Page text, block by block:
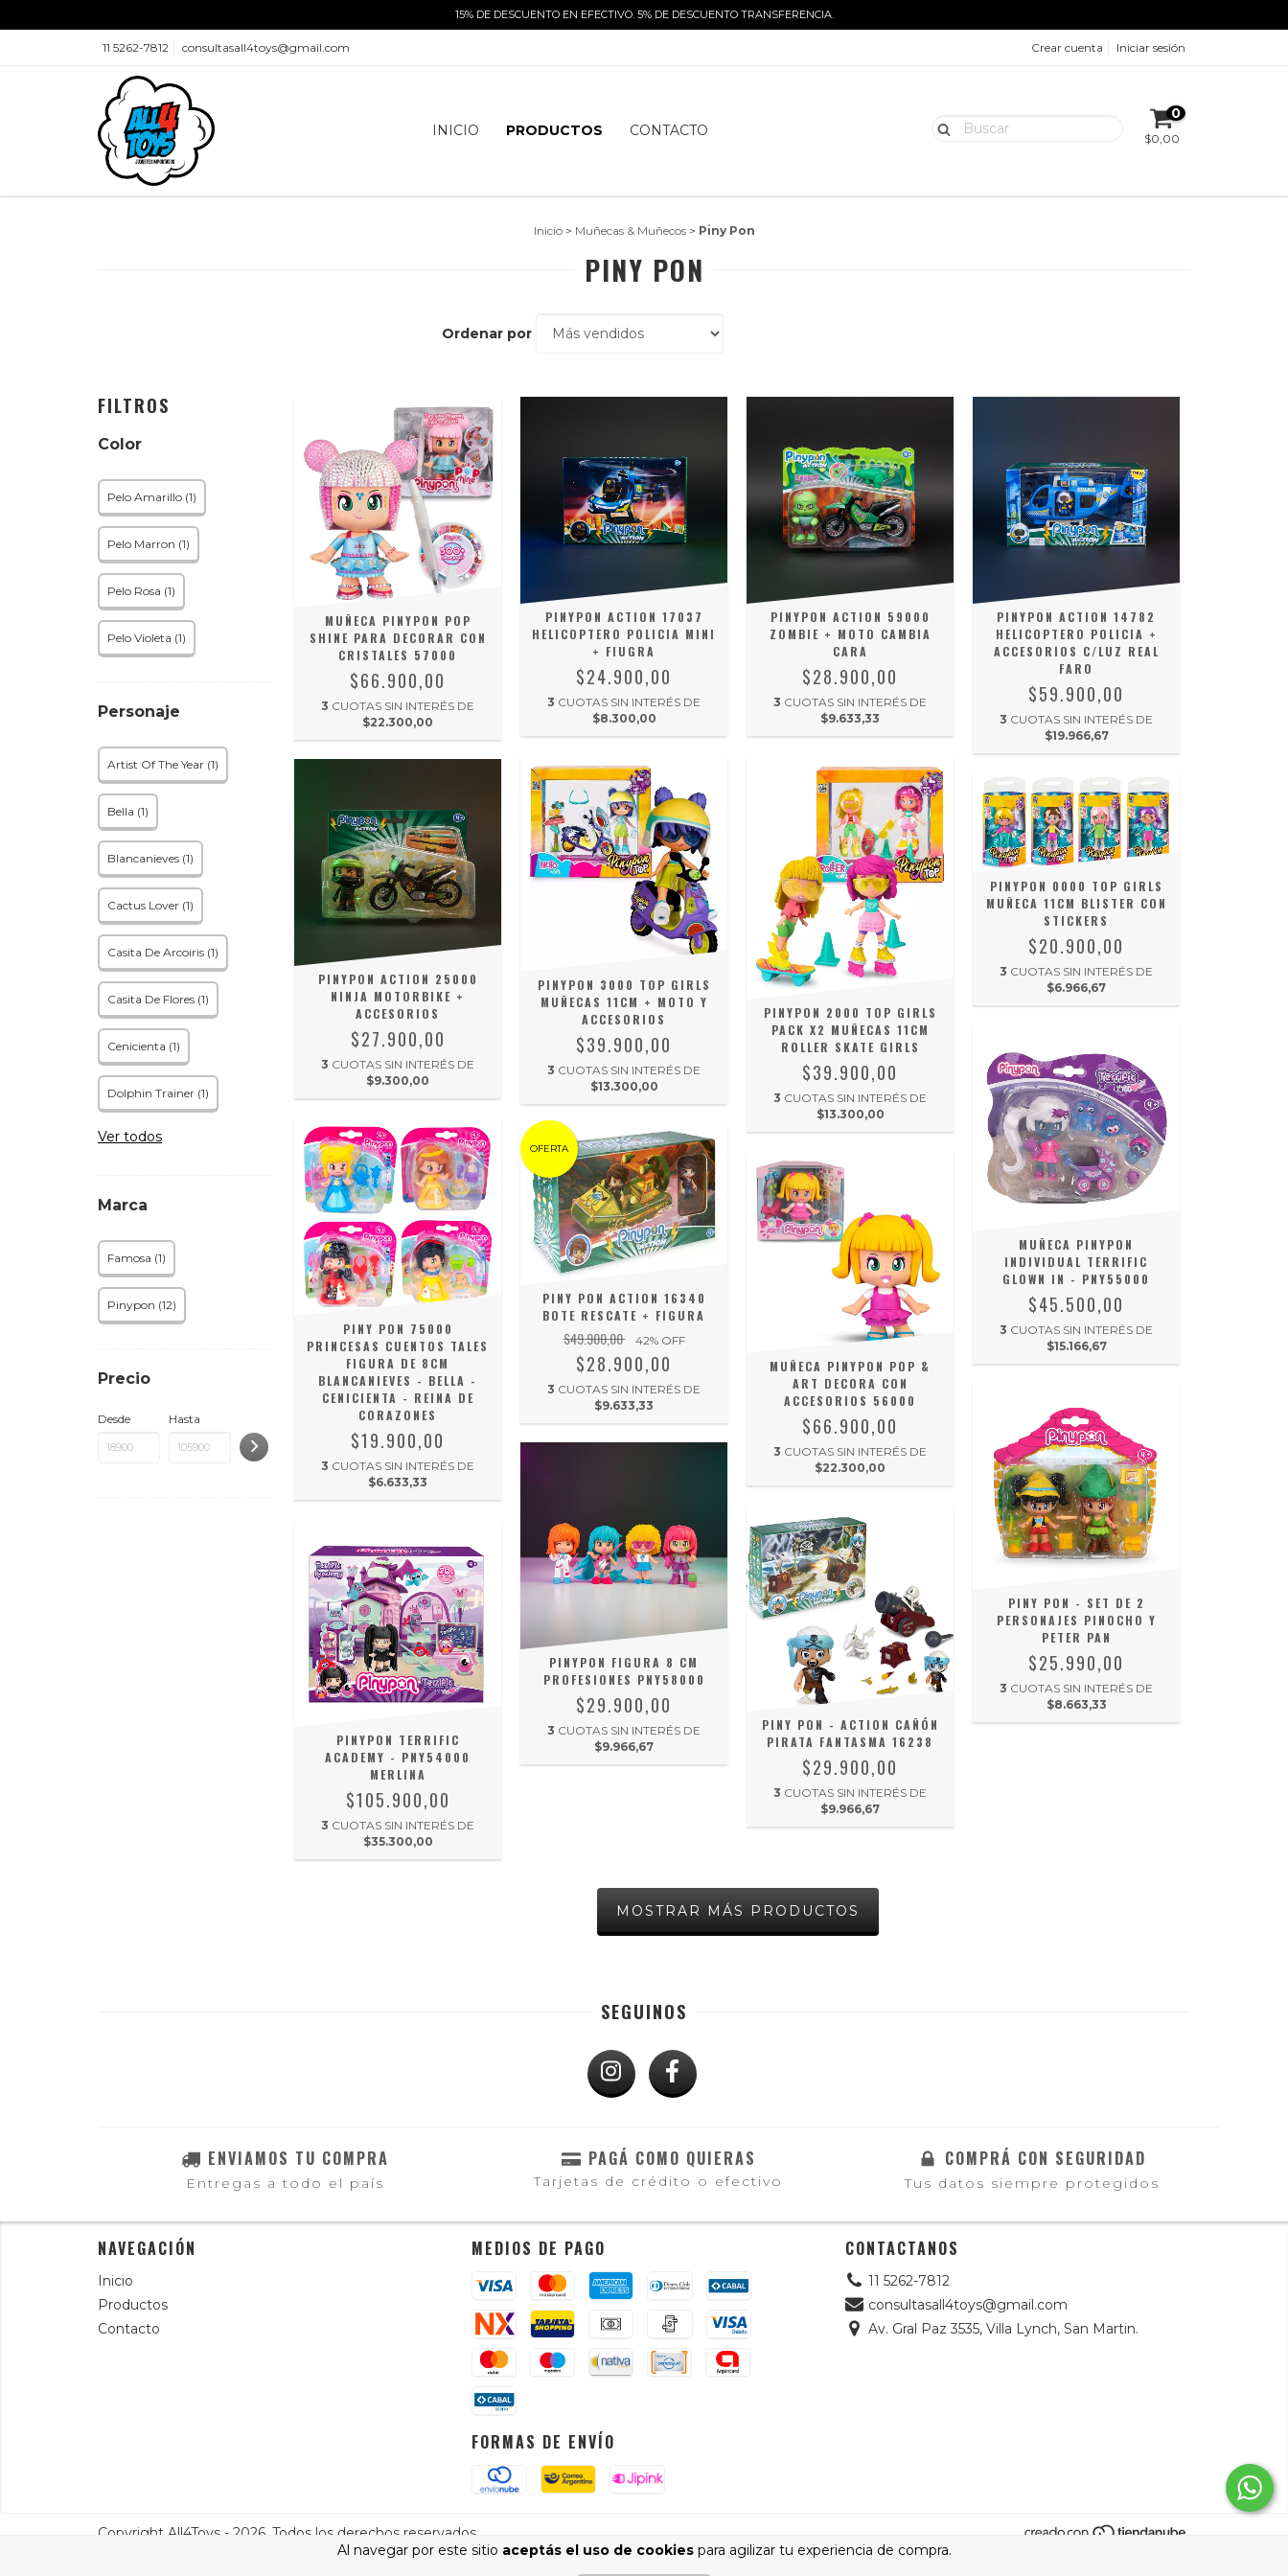
Al navegar por este sitio aceptás el uso de cookiespara agilizar tu experiencia de compra.
15% DE DESCUENTO EN EFECTIVO. 5% DE DESCUENTO TRANSFERENCIA.
11 5262-7812 consultasall4toys@gmail.com Crear cuenta Iniciar sesión
INICIO PRODUCTOS CONTACTO
0
$0,00
Inicio > Muñecas & Muñecos > Piny Pon
PINY PON
Ordenar por
FILTROS
Color
Pelo Amarillo (1)
Pelo Marron (1)
Pelo Rosa (1)
Pelo Violeta (1)
Personaje
Artist Of The Year (1)
Bella (1)
Blancanieves (1)
Cactus Lover (1)
Casita De Arcoiris (1)
Casita De Flores (1)
Cenicienta (1)
Dolphin Trainer (1)
Ver todos
Marca
Famosa (1)
Pinypon (12)
Precio
Desde Hasta
MUÑECA PINYPON POP
SHINE PARA DECORAR CON
CRISTALES 57000
$66.900,00
3 CUOTAS SIN INTERÉS DE
$22.300,00
PINYPON ACTION 17037
HELICOPTERO POLICIA MINI
+ FIUGRA
$24.900,00
3 CUOTAS SIN INTERÉS DE
$8.300,00
PINYPON ACTION 59000
ZOMBIE + MOTO CAMBIA
CARA
$28.900,00
3 CUOTAS SIN INTERÉS DE
$9.633,33
PINYPON ACTION 14782
HELICOPTERO POLICIA +
ACCESORIOS C/LUZ REAL
FARO
$59.900,00
3 CUOTAS SIN INTERÉS DE
$19.966,67
PINYPON ACTION 25000
NINJA MOTORBIKE +
ACCESORIOS
$27.900,00
3 CUOTAS SIN INTERÉS DE
$9.300,00
PINYPON 3000 TOP GIRLS
MUÑECAS 11CM + MOTO Y
ACCESORIOS
$39.900,00
3 CUOTAS SIN INTERÉS DE
$13.300,00
PINYPON 2000 TOP GIRLS
PACK X2 MUÑECAS 11CM
ROLLER SKATE GIRLS
$39.900,00
3 CUOTAS SIN INTERÉS DE
$13.300,00
PINYPON 0000 TOP GIRLS
MUÑECA 11CM BLISTER CON
STICKERS
$20.900,00
3 CUOTAS SIN INTERÉS DE
$6.966,67
PINY PON 75000
PRINCESAS CUENTOS TALES
FIGURA DE 8CM
BLANCANIEVES - BELLA -
CENICIENTA - REINA DE
CORAZONES
$19.900,00
3 CUOTAS SIN INTERÉS DE
$6.633,33
OFERTA
PINY PON ACTION 16340
BOTE RESCATE + FIGURA
$49.900,00 42% OFF
$28.900,00
3 CUOTAS SIN INTERÉS DE
$9.633,33
MUÑECA PINYPON POP &
ART DECORA CON
ACCESORIOS 56000
$66.900,00
3 CUOTAS SIN INTERÉS DE
$22.300,00
MUÑECA PINYPON
INDIVIDUAL TERRIFIC
GLOWN IN - PNY55000
$45.500,00
3 CUOTAS SIN INTERÉS DE
$15.166,67
PINYPON TERRIFIC
ACADEMY - PNY54000
MERLINA
$105.900,00
3 CUOTAS SIN INTERÉS DE
$35.300,00
PINYPON FIGURA 8 CM
PROFESIONES PNY58000
$29.900,00
3 CUOTAS SIN INTERÉS DE
$9.966,67
PINY PON - ACTION CAÑÓN
PIRATA FANTASMA 16238
$29.900,00
3 CUOTAS SIN INTERÉS DE
$9.966,67
PINY PON - SET DE 2
PERSONAJES PINOCHO Y
PETER PAN
$25.990,00
3 CUOTAS SIN INTERÉS DE
$8.663,33
MOSTRAR MÁS PRODUCTOS
SEGUINOS
ENVIAMOS TU COMPRA
Entregas a todo el país
PAGÁ COMO QUIERAS
Tarjetas de crédito o efectivo
COMPRÁ CON SEGURIDAD
Tus datos siempre protegidos
NAVEGACIÓN
Inicio
Productos
Contacto
MEDIOS DE PAGO
FORMAS DE ENVÍO
CONTACTANOS
11 5262-7812
consultasall4toys@gmail.com
Av. Gral Paz 3535, Villa Lynch, San Martin.
Copyright All4Toys - 2026. Todos los derechos reservados.
Defensa de las y los consumidores. Para reclamos ingresá acá. / Botón de arrepentimiento